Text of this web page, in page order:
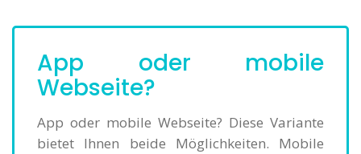
App oder mobile
Webseite?
App oder mobile Webseite? Diese Variante
bietet Ihnen beide Möglichkeiten. Mobile